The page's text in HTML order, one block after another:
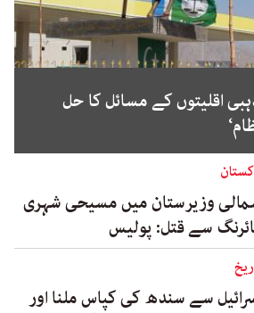
2024: ’مذہبی اقلیتوں کے مسائل کا حل
وزیرستان میں مسیحی شہری
سے قتل: پولیس
سے سندھ کی کپاس ملنا اور